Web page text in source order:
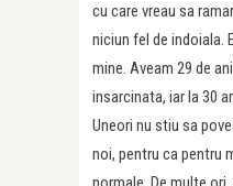
cu care vreau sa
niciun fel de indoiala.
mine. Aveam 29 de
insarcinata, iar la 30
Uneori nu stiu sa
noi, pentru ca pentru